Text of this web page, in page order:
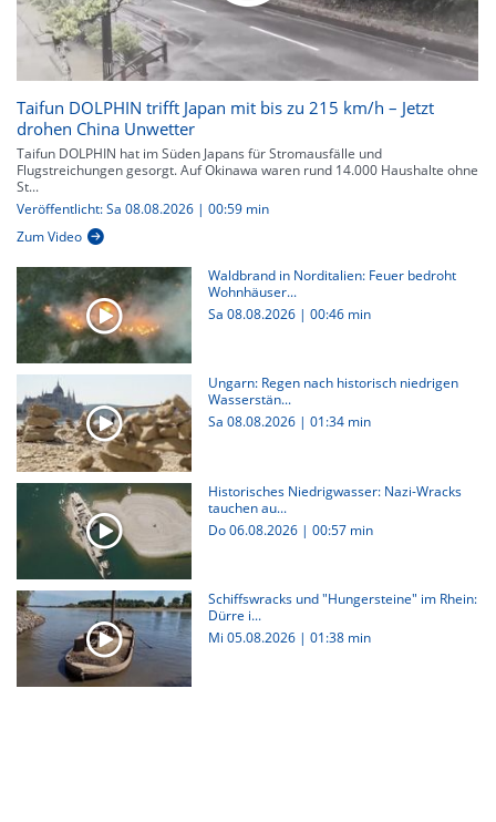
Taifun DOLPHIN trifft Japan mit bis zu 215 km/h – Jetzt
drohen China Unwetter
Taifun DOLPHIN hat im Süden Japans für Stromausfälle und
Flugstreichungen gesorgt. Auf Okinawa waren rund 14.000 Haushalte ohne
St...
Veröffentlicht: Sa 08.08.2026 | 00:59 min
Zum Video
Waldbrand in Norditalien: Feuer bedroht
Wohnhäuser...
Sa 08.08.2026 | 00:46 min
Ungarn: Regen nach historisch niedrigen
Wasserstän...
Sa 08.08.2026 | 01:34 min
Historisches Niedrigwasser: Nazi-Wracks
tauchen au...
Do 06.08.2026 | 00:57 min
Schiffswracks und "Hungersteine" im Rhein:
Dürre i...
Mi 05.08.2026 | 01:38 min